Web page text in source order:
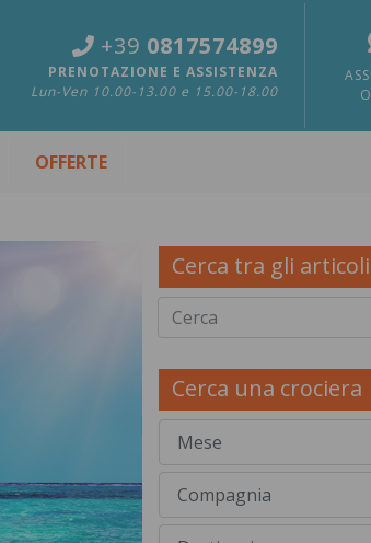
+39 0817574899
PRENOTAZIONE E ASSISTENZA
Lun-Ven 10.00-13.00 e 15.00-18.00
OFFERTE
Cerca tra gli articoli
Cerca una crociera